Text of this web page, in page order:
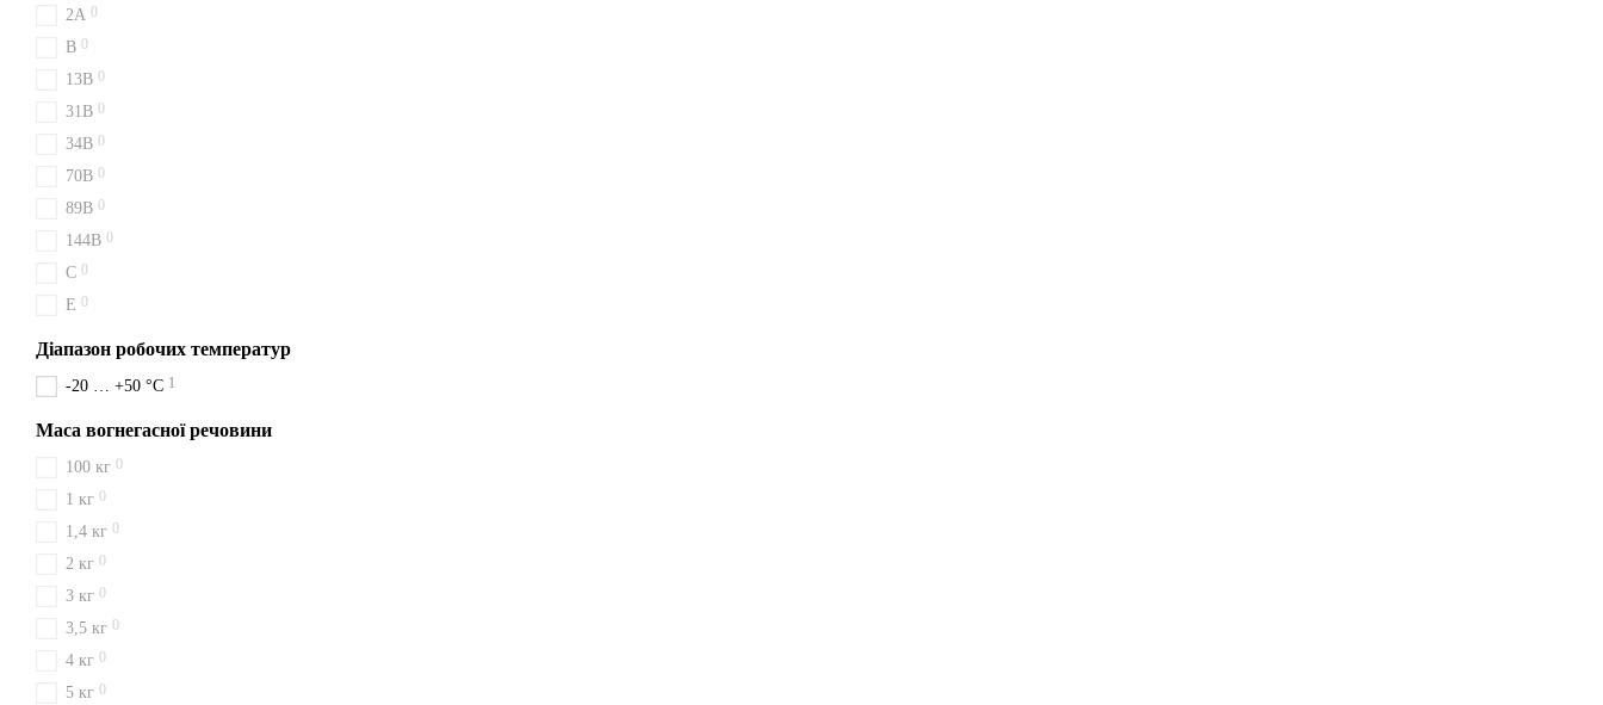
2A 0
B 0
13B 0
31B 0
34B 0
70B 0
89B 0
144B 0
C 0
E 0
Діапазон робочих температур
-20 … +50 °C 1
Маса вогнегасної речовини
100 кг 0
1 кг 0
1,4 кг 0
2 кг 0
3 кг 0
3,5 кг 0
4 кг 0
5 кг 0